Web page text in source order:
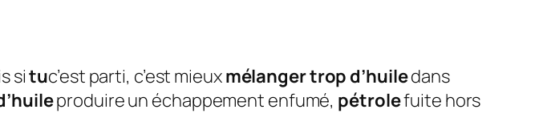
situc’est parti, c’est mieuxmélanger trop d’huiledans
produire un échappement enfumé, pétrolefuite hors